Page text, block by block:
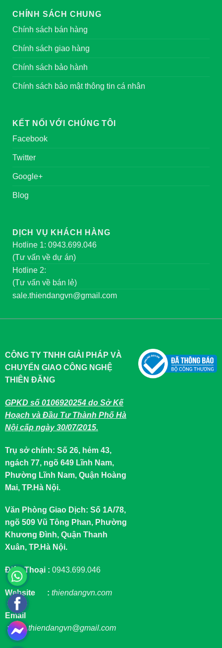
CHÍNH SÁCH CHUNG
Chính sách bán hàng
Chính sách giao hàng
Chính sách bảo hành
Chính sách bảo mật thông tin cá nhân
KẾT NỐI VỚI CHÚNG TÔI
Facebook
Twitter
Google+
Blog
DỊCH VỤ KHÁCH HÀNG
Hotline 1: 0943.699.046
(Tư vấn về dự án)
Hotline 2:
(Tư vấn về bán lẻ)
sale.thiendangvn@gmail.com
CÔNG TY TNHH GIẢI PHÁP VÀ
CHUYỂN GIAO CÔNG NGHỆ
THIÊN ĐĂNG
GPKD số 0106920254 do Sở Kế
Hoạch và Đầu Tư Thành Phố Hà
Nội cấp ngày 30/07/2015.
Trụ sở chính: Số 26, hẻm 43,
ngách 77, ngõ 649 Lĩnh Nam,
Phường Lĩnh Nam, Quận Hoàng
Mai, TP.Hà Nội.
Văn Phòng Giao Dịch: Số 1A/78,
ngõ 509 Vũ Tông Phan, Phường
Khương Đình, Quận Thanh
Xuân, TP.Hà Nội.
Điện Thoại : 0943.699.046
Website : thiendangvn.com
Email
: sale.thiendangvn@gmail.com